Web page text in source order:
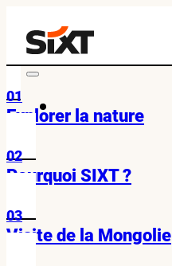
01
Explorer la nature
02
Pourquoi SIXT ?
03
Visite de la Mongolie